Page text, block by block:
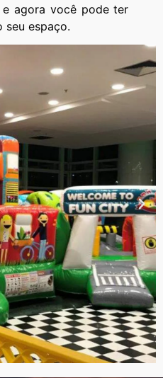
agora você pode ter
seu espaço.